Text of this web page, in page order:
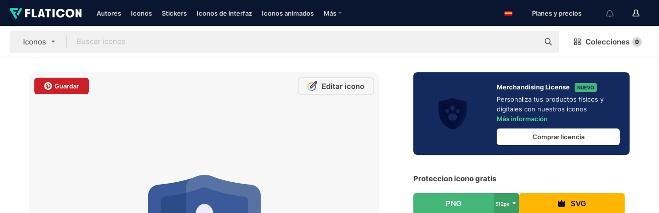
Autores Iconos Stickers Iconos de interfaz Iconos animados Más Planes y precios
Iconos Colecciones 0
Guardar Editar icono Merchandising License NUEVO
Personaliza tus productos físicos y
digitales con nuestros iconos
Más información
Comprar licencia
Proteccion icono gratis
PNG 512px SVG